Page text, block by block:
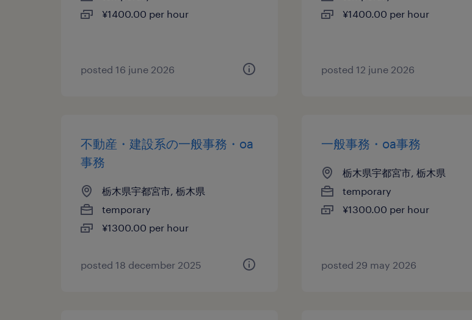
¥1400.00 per hour
posted 16 june 2026
¥1400.00 per hour
posted 12 june 2026
不動産・建設系の一般事務・oa
事務
栃木県宇都宮市, 栃木県
temporary
¥1300.00 per hour
posted 18 december 2025
一般事務・oa事務
栃木県宇都宮市, 栃木県
temporary
¥1300.00 per hour
posted 29 may 2026